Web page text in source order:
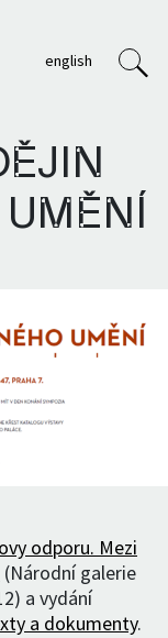
english
odporu. Mezi
(Národní galerie
a vydání
a dokumenty.